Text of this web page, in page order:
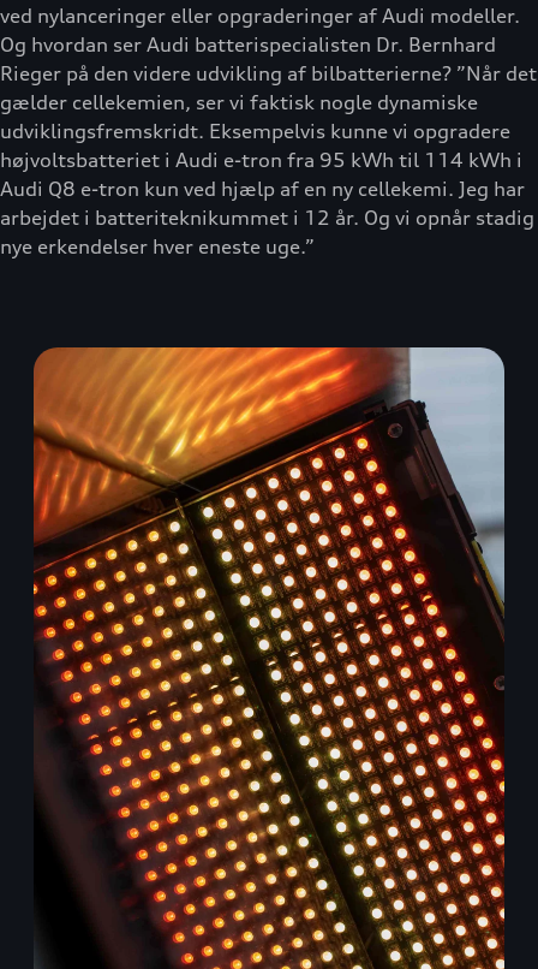
ved nylanceringer eller opgraderinger af Audi modeller.
Og hvordan ser Audi batterispecialisten Dr. Bernhard
Rieger på den videre udvikling af bilbatterierne? ”Når det
gælder cellekemien, ser vi faktisk nogle dynamiske
udviklingsfremskridt. Eksempelvis kunne vi opgradere
højvoltsbatteriet i Audi e-tron fra 95 kWh til 114 kWh i
Audi Q8 e-tron kun ved hjælp af en ny cellekemi. Jeg har
arbejdet i batteriteknikummet i 12 år. Og vi opnår stadig
nye erkendelser hver eneste uge.”